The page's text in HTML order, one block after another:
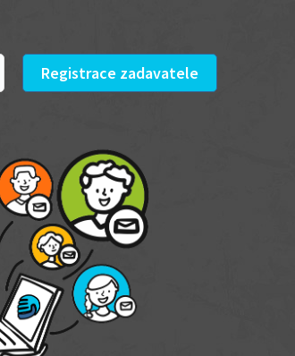
Registrace zadavatele